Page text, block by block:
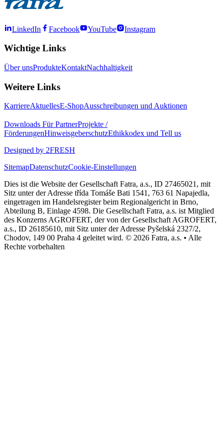
LinkedIn Facebook YouTube Instagram
Wichtige Links
Über unsProdukteKontaktNachhaltigkeit
Weitere Links
KarriereAktuellesE-ShopAusschreibungen und Auktionen
Downloads Für PartnerProjekte /
FörderungenHinweisgeberschutzEthikkodex und Tell us
Designed by 2FRESH
SitemapDatenschutzCookie-Einstellungen
Dies ist die Website der Gesellschaft Fatra, a.s., ID 27465021, mit
Sitz unter der Adresse třída Tomáše Bati 1541, 763 61 Napajedla,
eingetragen im Handelsregister beim Regionalgericht in Brno,
Abteilung B, Einlage 4598. Die Gesellschaft Fatra, a.s. ist Mitglied
des Konzerns AGROFERT, der von der Gesellschaft AGROFERT,
a.s., ID 26185610, mit Sitz unter der Adresse Pyšelská 2327/2,
Chodov, 149 00 Praha 4 geleitet wird. © 2026 Fatra, a.s. • Alle
Rechte vorbehalten